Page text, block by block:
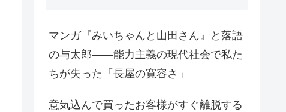
マンガ『みいちゃんと山田さん』と落語
の与太郎——能力主義の現代社会で私た
ちが失った「長屋の寛容さ」
意気込んで買ったお客様がすぐ離脱する